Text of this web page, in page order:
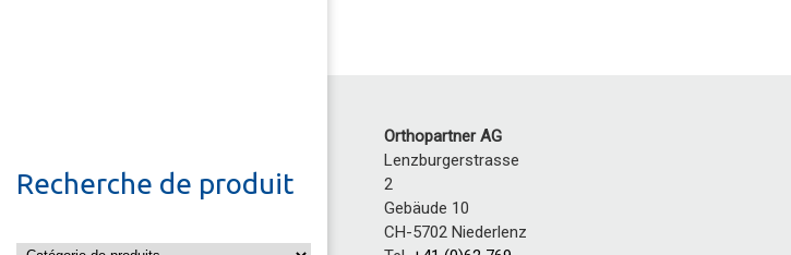
Recherche de produit
Orthopartner AG
Lenzburgerstrasse
2
Gebäude 10
CH-5702 Niederlenz